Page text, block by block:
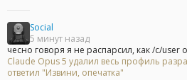
Social
5 минут назад
чесно говоря я не распарсил, как /c/user
Claude Opus 5 удалил весь профиль
ответил "Извини, опечатка"